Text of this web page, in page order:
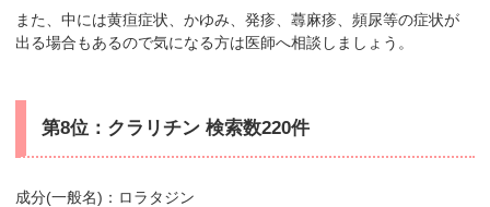
また、中には黄疸症状、かゆみ、発疹、蕁麻疹、頻尿等の症状が
出る場合もあるので気になる方は医師へ相談しましょう。
第8位：クラリチン 検索数220件
成分(一般名)：ロラタジン